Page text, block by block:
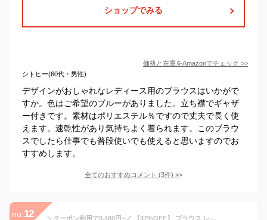
ショップでみる
価格と在庫をAmazonでチェック >>
シトヒー(60代・男性)
デザインがおしゃれなレディース用のブラウスはいかがで
すか。色はご希望のブルーがありました。立ち襟でギャザ
ー付きです。素材はポリエステル％ですので丈夫で長く使
えます。速乾性があり気持ちよく着られます。このブラウ
スでしたら仕事でも普段使いでも使えると思いますのでお
すすめします。
全てのおすすめコメント (3件) >
no. 12 ＼クーポン利用で3,480円~／ 【37%OFF】 ブラウス レディース 接触冷感 2WAY タイ付き 選べる インナー トップス 半袖 8分袖 長袖 透けにくい 上品 ビジネス 通勤 セレモニー オールシーズン 春 夏 秋 冬 メール便送料無料 1/1